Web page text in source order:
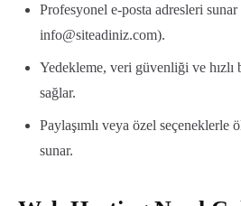
Profesyonel e-posta adresleri
info@siteadiniz.com).
Yedekleme, veri güvenliği ve hızlı
sağlar.
Paylaşımlı veya özel seçeneklerle
sunar.